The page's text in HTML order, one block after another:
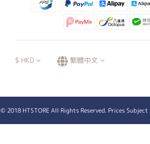
$ HKD 繁體中文
© 2018 HTSTORE All Rights Reserved. Prices